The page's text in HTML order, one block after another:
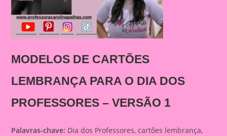
MODELOS DE CARTÕES
LEMBRANÇA PARA O DIA DOS
PROFESSORES – VERSÃO 1
Palavras-chave: Dia dos Professores, cartões lembrança,